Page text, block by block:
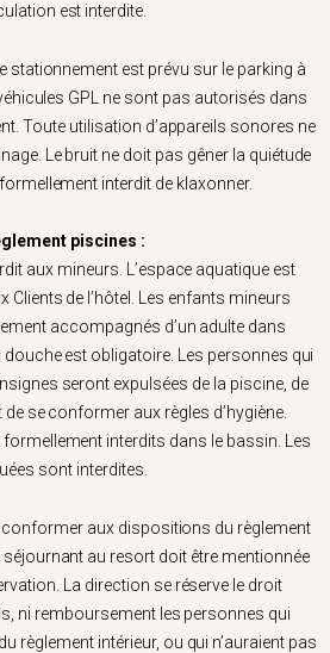
est interdite.
stationnement est prévu sur le parking à
véhicules GPL ne sont pas autorisés dans
Toute utilisation d’appareils sonores ne
Le bruit ne doit pas gêner la quiétude
interdit de klaxonner.
piscines :
aux mineurs. L’espace aquatique est
Clients de l’hôtel. Les enfants mineurs
accompagnés d’un adulte dans
douche est obligatoire. Les personnes qui
seront expulsées de la piscine, de
de se conformer aux règles d’hygiène.
interdits dans le bassin. Les
sont interdites.
conformer aux dispositions du règlement
séjournant au resort doit être mentionnée
La direction se réserve le droit
ni remboursement les personnes qui
règlement intérieur, ou qui n’auraient pas